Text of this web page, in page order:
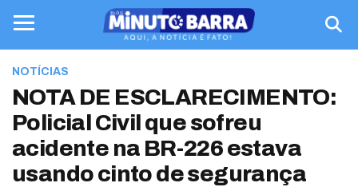
NOTÍCIAS
NOTA DE ESCLARECIMENTO:
Policial Civil que sofreu
acidente na BR-226 estava
usando cinto de segurança